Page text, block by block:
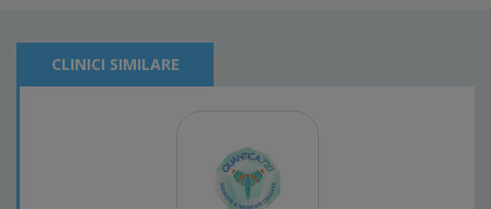
CLINICI SIMILARE